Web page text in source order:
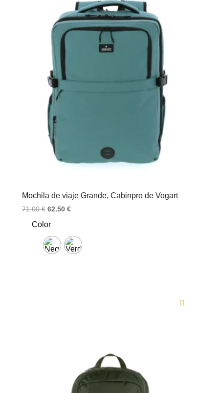
Mochila de viaje Grande, Cabinpro de Vogart
71.00€ El
era:
71.00 €.
62.50 €El
es:
62.50 €.
Color